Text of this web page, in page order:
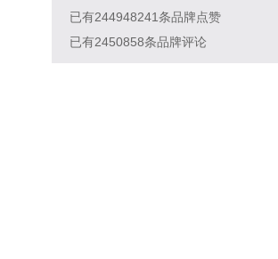
已有244948241条品牌点赞
已有2450858条品牌评论